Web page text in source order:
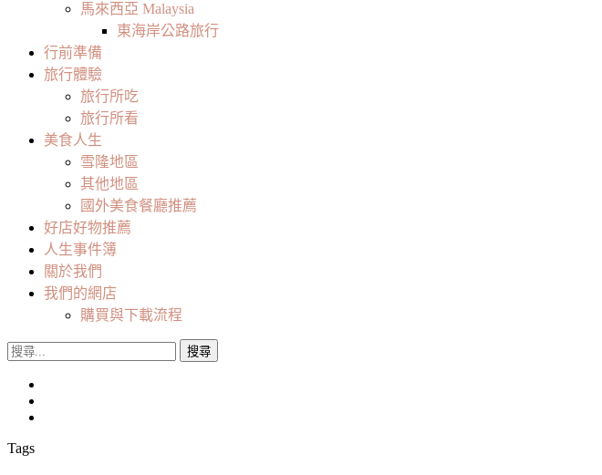
馬來西亞 Malaysia
東海岸公路旅行
行前準備
旅行體驗
旅行所吃
旅行所看
美食人生
雪隆地區
其他地區
國外美食餐廳推薦
好店好物推薦
人生事件簿
關於我們
我們的網店
購買與下載流程
搜
Tags